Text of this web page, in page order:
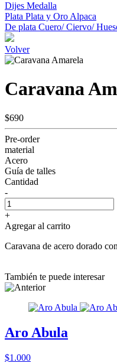
Dijes Medalla
Plata Plata y Oro Alpaca
De plata Cuero/ Ciervo/
Volver
Caravana
$690
Pre-order
material
Acero
Guía de talles
Cantidad
-
+
Agregar al carrito
Caravana de acero dorado
También te puede interesar
Aro Abula
$1.000